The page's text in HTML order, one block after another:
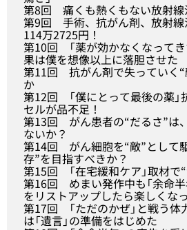
第8回 痛くも熱くもない放射
第9回 手術、抗がん剤、放射
114万2725円！
第10回 「薬が効かなくなって
果は僕を想像以上に落胆させた
第11回 抗がん剤で失っていく
か
第12回 「僕にとって最後の薬
セルが品不足！
第13回 がん患者の“だるさ”は
ないか？
第14回 がん細胞を“敵”として
存”を目指すべきか？
第15回 「在宅緩和ケア」取材
第16回 めまい発作中も「余命
をリストアップしたら楽しくな
第17回 「ただのかぜ」と戦う
は「遺言」の準備をはじめた